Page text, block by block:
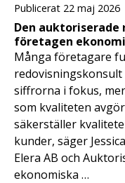
Publicerat 22 maj 2026
Den
företagen
Många företagare
siffrorna i fokus,
som kvaliteten
säkerställer
kunder, säger
Elera AB och
ekonomiska …